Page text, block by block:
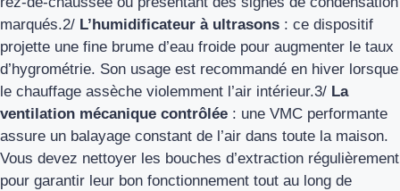
marqués.2/ L’humidificateur à ultrasons : ce dispositif
projette une fine brume d’eau froide pour augmenter le taux
d’hygrométrie. Son usage est recommandé en hiver lorsque
le chauffage assèche violemment l’air intérieur.3/ La
ventilation mécanique contrôlée : une VMC performante
assure un balayage constant de l’air dans toute la maison.
Vous devez nettoyer les bouches d’extraction régulièrement
pour garantir leur bon fonctionnement tout au long de